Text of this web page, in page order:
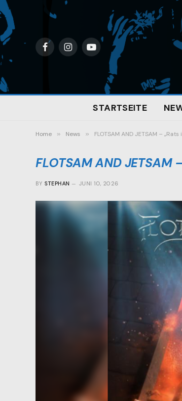
FacebookInstagramYouTube
STARTSEITE
Home » News » FLOTSAM AND JETSAM –
FLOTSAM AND
BY STEPHAN JUNI 10, 2026